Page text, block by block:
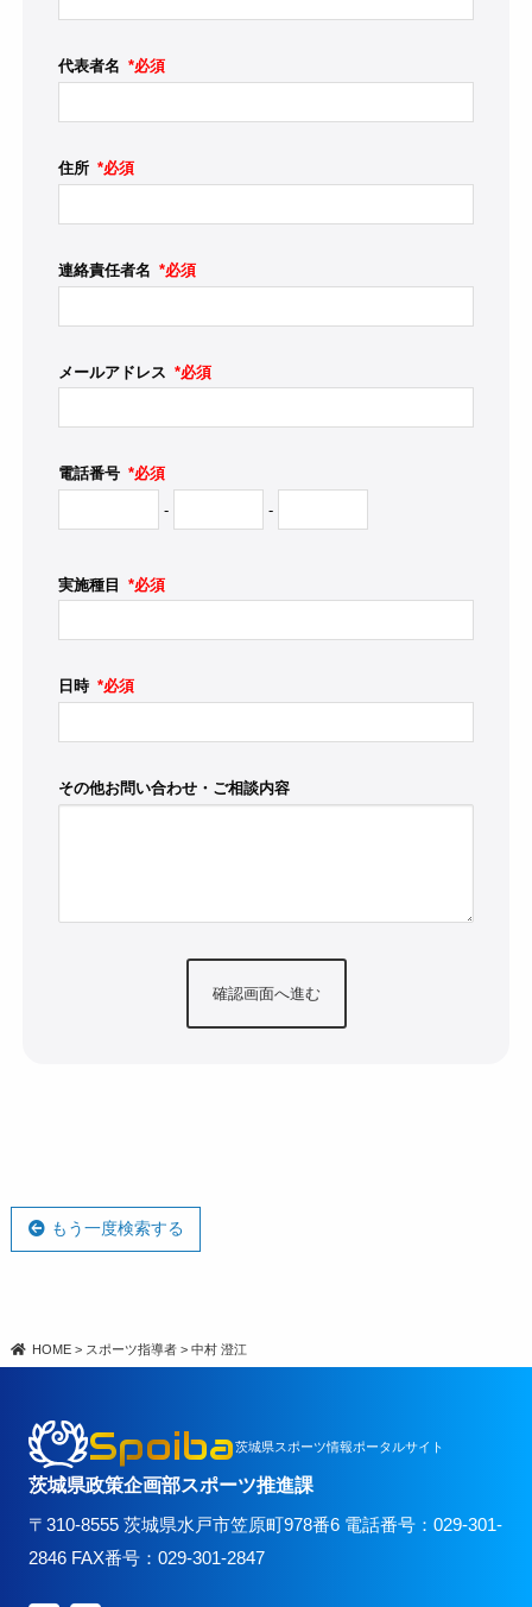
代表者名 *必須
住所 *必須
連絡責任者名 *必須
メールアドレス *必須
電話番号 *必須
- -
実施種目 *必須
日時 *必須
その他お問い合わせ・ご相談内容
もう一度検索する
HOME > スポーツ指導者 >中村 澄江
Spoiba茨城県スポーツ情報ポータルサイト
茨城県政策企画部スポーツ推進課
〒310-8555 茨城県水戸市笠原町978番6 電話番号：029-301-
2846 FAX番号：029-301-2847